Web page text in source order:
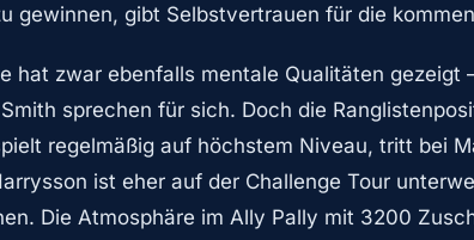
gewinnen, gibt Selbstvertrauen für die
hat zwar ebenfalls mentale Qualitäten gezeigt
sprechen für sich. Doch die
regelmäßig auf höchstem Niveau, tritt bei
ist eher auf der Challenge Tour
Die Atmosphäre im Ally Pally mit 3200